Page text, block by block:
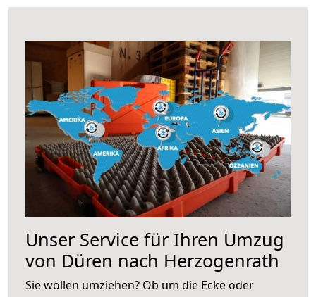
Unser Service für Ihren Umzug
von Düren nach Herzogenrath
Sie wollen umziehen? Ob um die Ecke oder